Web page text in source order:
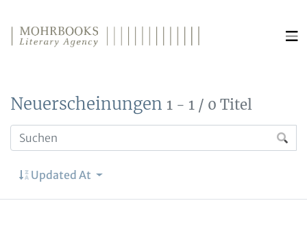
Neuerscheinungen 1 - 1 / 0 Titel
Updated At